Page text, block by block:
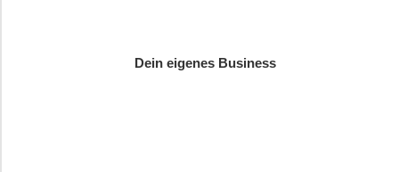
Dein eigenes Business